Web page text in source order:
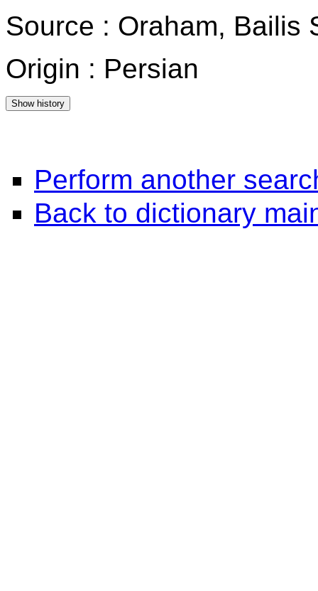
Source : Oraham, Bailis
Origin : Persian
Perform another
Back to dictionary